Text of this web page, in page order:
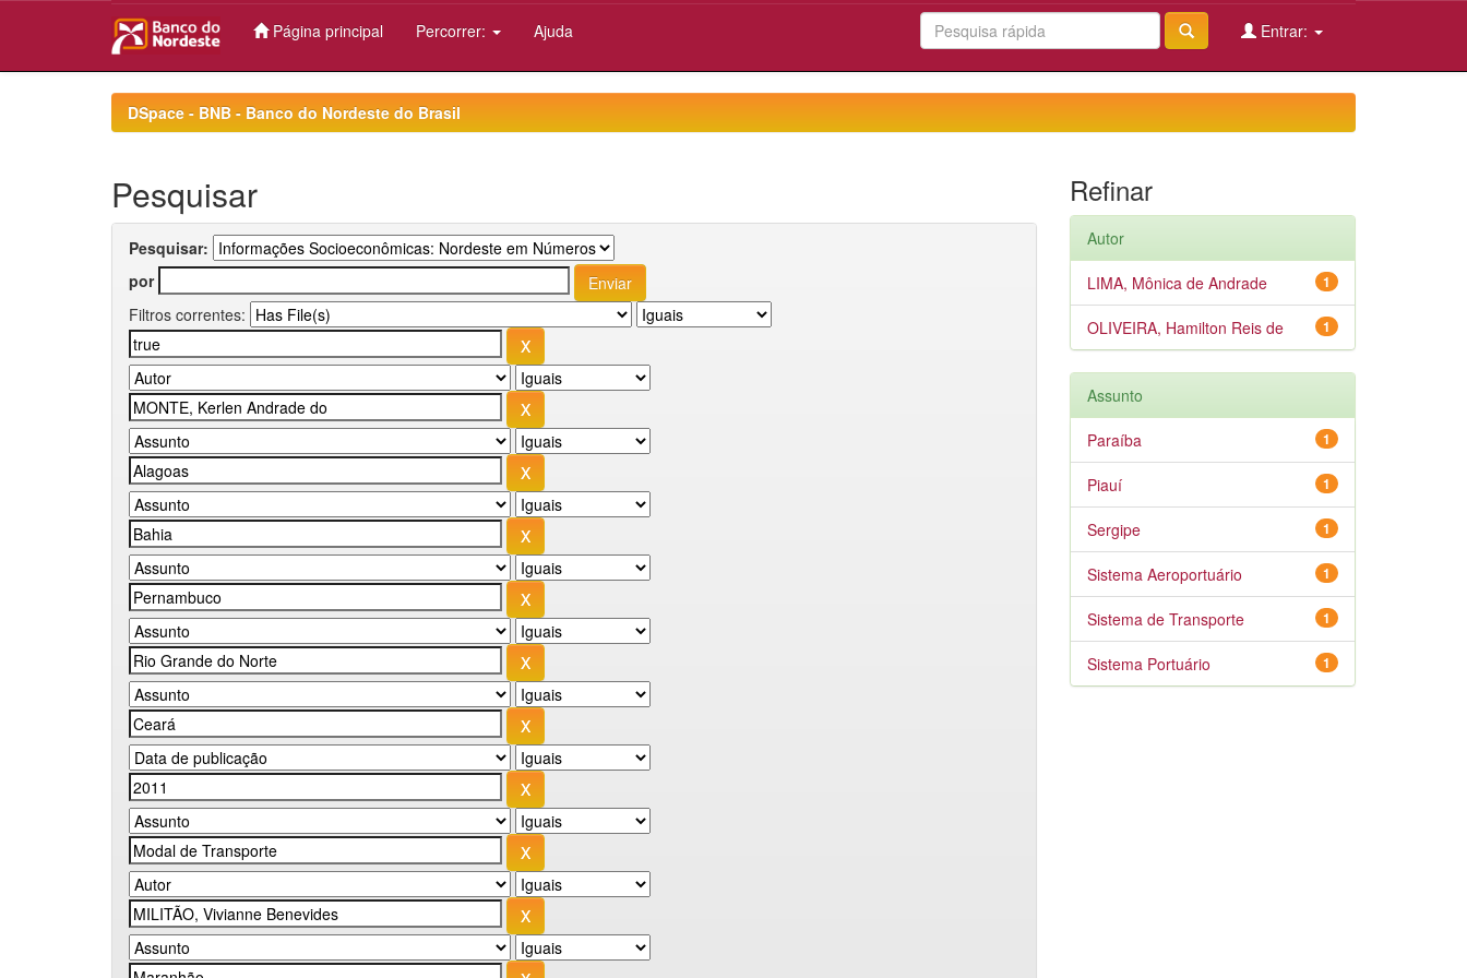
Página principal Percorrer: Ajuda Entrar:
DSpace - BNB - Banco do Nordeste do Brasil
Pesquisar
Pesquisar:
por
Filtros correntes:
Refinar
Autor
1
LIMA, Mônica de Andrade
1
OLIVEIRA, Hamilton Reis de
Assunto
1
Paraíba
1
Piauí
1
Sergipe
1
Sistema Aeroportuário
1
Sistema de Transporte
1
Sistema Portuário